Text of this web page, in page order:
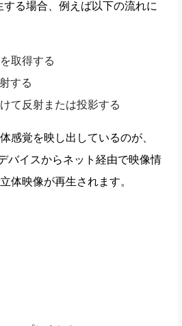
る場合、例えば以下の流れに
取得する
する
て反射または投影する
感覚を映し出しているのが、
バイスからネット経由で映像情
体映像が再生されます。